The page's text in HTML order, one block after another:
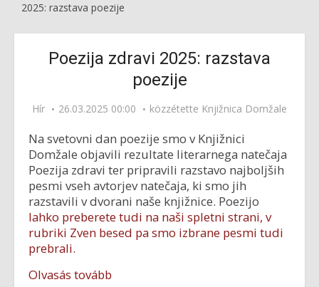
2025: razstava poezije
Poezija zdravi 2025: razstava
poezije
Hír 26.03.2025 00:00 közzétette Knjižnica Domžale
Na svetovni dan poezije smo v Knjižnici
Domžale objavili rezultate literarnega natečaja
Poezija zdravi ter pripravili razstavo najboljših
pesmi vseh avtorjev natečaja, ki smo jih
razstavili v dvorani naše knjižnice. Poezijo
lahko preberete tudi na naši spletni strani, v
rubriki Zven besed pa smo izbrane pesmi tudi
prebrali.
Olvasás tovább